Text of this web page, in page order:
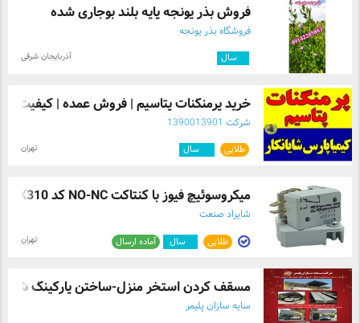
فروش بذر یونجه پایه بلند بوجاری شده
فروشگاه بذر یونجه
سال آذربایجان شرقی
خرید پرمنگنات پتاسیم | فروش عمده | کیفیت ...
شرکت 1390013901
طلایی سال تهران
میکروسوئیچ فیوز با کنتاکت NO-NC کد X310 ...
شایراد صنعت
طلایی سال آماده ارسال تهران
مسقف کردن استخر منزل-ساختن پارکینگ
سایه سازان پلیمر